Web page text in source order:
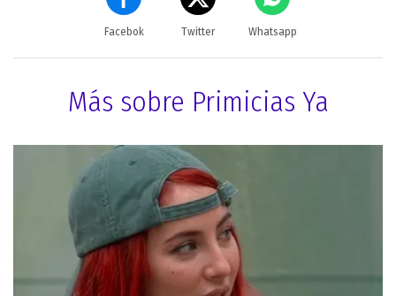
Facebok Twitter Whatsapp
Más sobre Primicias Ya